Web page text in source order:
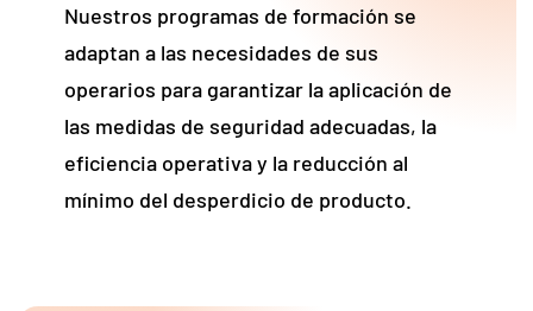
Nuestros programas de formación se
adaptan a las necesidades de sus
operarios para garantizar la aplicación de
las medidas de seguridad adecuadas, la
eficiencia operativa y la reducción al
mínimo del desperdicio de producto.